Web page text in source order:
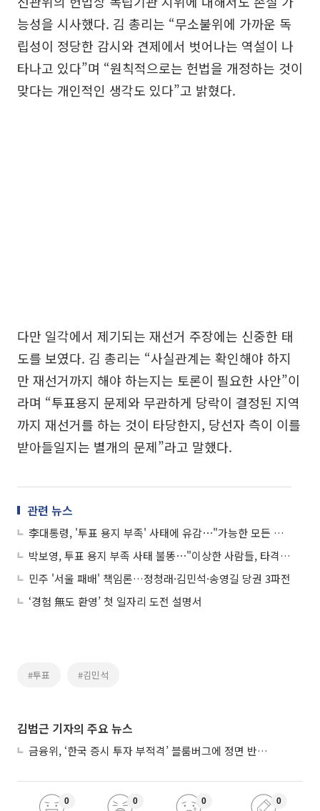
능성을 시사했다. 김 총리는 “무소불위에 가까운 독
립성이 정당한 감시와 견제에서 벗어나는 역설이 나
타나고 있다”며 “원칙적으로는 헌법을 개정하는 것이
맞다는 개인적인 생각도 있다”고 밝혔다.
다만 일각에서 제기되는 재선거 주장에는 신중한 태
도를 보였다. 김 총리는 “사실관계는 확인해야 하지
만 재선거까지 해야 하는지는 토론이 필요한 사안”이
라며 “투표용지 문제와 무관하게 당락이 결정된 지역
까지 재선거를 하는 것이 타당한지, 당선자 측이 이를
받아들일지는 별개의 문제”라고 말했다.
관련 뉴스
李대통령, '투표 용지 부족' 사태에 유감⋯"가능한 모든 조치 강구할 것"
박보영, 투표 용지 부족 사태 불똥⋯"이상한 사람들, 타격 없어"
민주 '서울 패배' 책임론…정청래·김민석·송영길 당권 3파전
‘경험 無도 환영’ 첫 일자리 도전 설명서
#투표 #김민석
김범근 기자의 주요 뉴스
금융위, ‘한국 증시 투자 부적격’ 블룸버그에 정면 반박…“근거 불분명”
0 0 0 0